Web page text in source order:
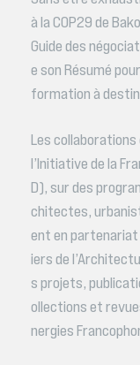
à la COP29 de
Guide des
e son Résumé
formation à
Les
l’Initiative de la
D), sur des
chitectes,
ent en partenariat
iers de
s projets,
ollections et
nergies